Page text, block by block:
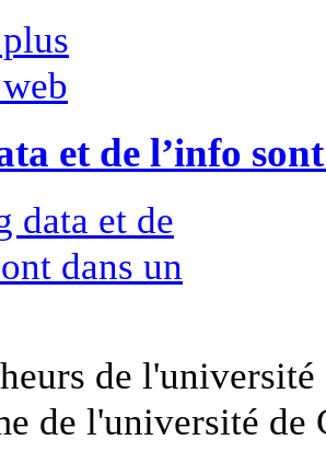
et de l’info
de
de l'université